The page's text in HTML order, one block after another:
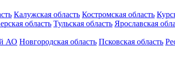
Калужская область Костромская область
область Тульская область Ярославская
АО Новгородская область Псковская область